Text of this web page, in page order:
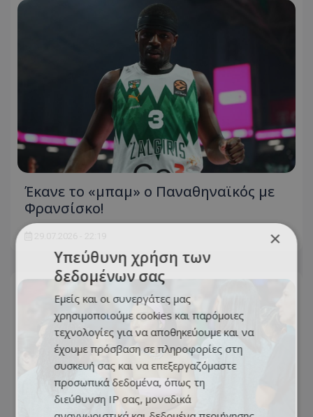
Έκανε το «μπαμ» ο Παναθηναϊκός με
Φρανσίσκο!
×
Υπεύθυνη χρήση των
δεδομένων σας
Εμείς και οι συνεργάτες μας
χρησιμοποιούμε cookies και παρόμοιες
τεχνολογίες για να αποθηκεύουμε και να
έχουμε πρόσβαση σε πληροφορίες στη
συσκευή σας και να επεξεργαζόμαστε
προσωπικά δεδομένα, όπως τη
διεύθυνση IP σας, μοναδικά